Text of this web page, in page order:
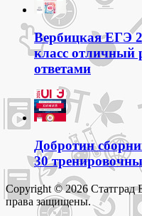
Вербицкая ЕГЭ
класс отличный
ответами
Добротин
30
Copyright © 2026
права защищены.